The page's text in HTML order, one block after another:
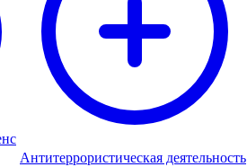
Антитеррористическая деятельность